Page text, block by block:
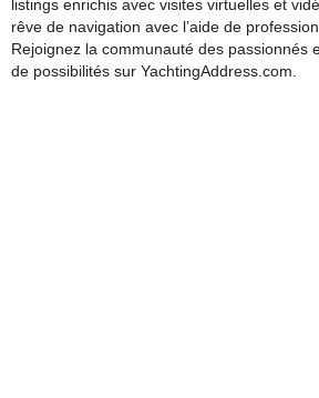
listings enrichis avec visites virtuelles et
rêve de navigation avec l’aide de
Rejoignez la communauté des passionnés
de possibilités sur YachtingAddress.com.